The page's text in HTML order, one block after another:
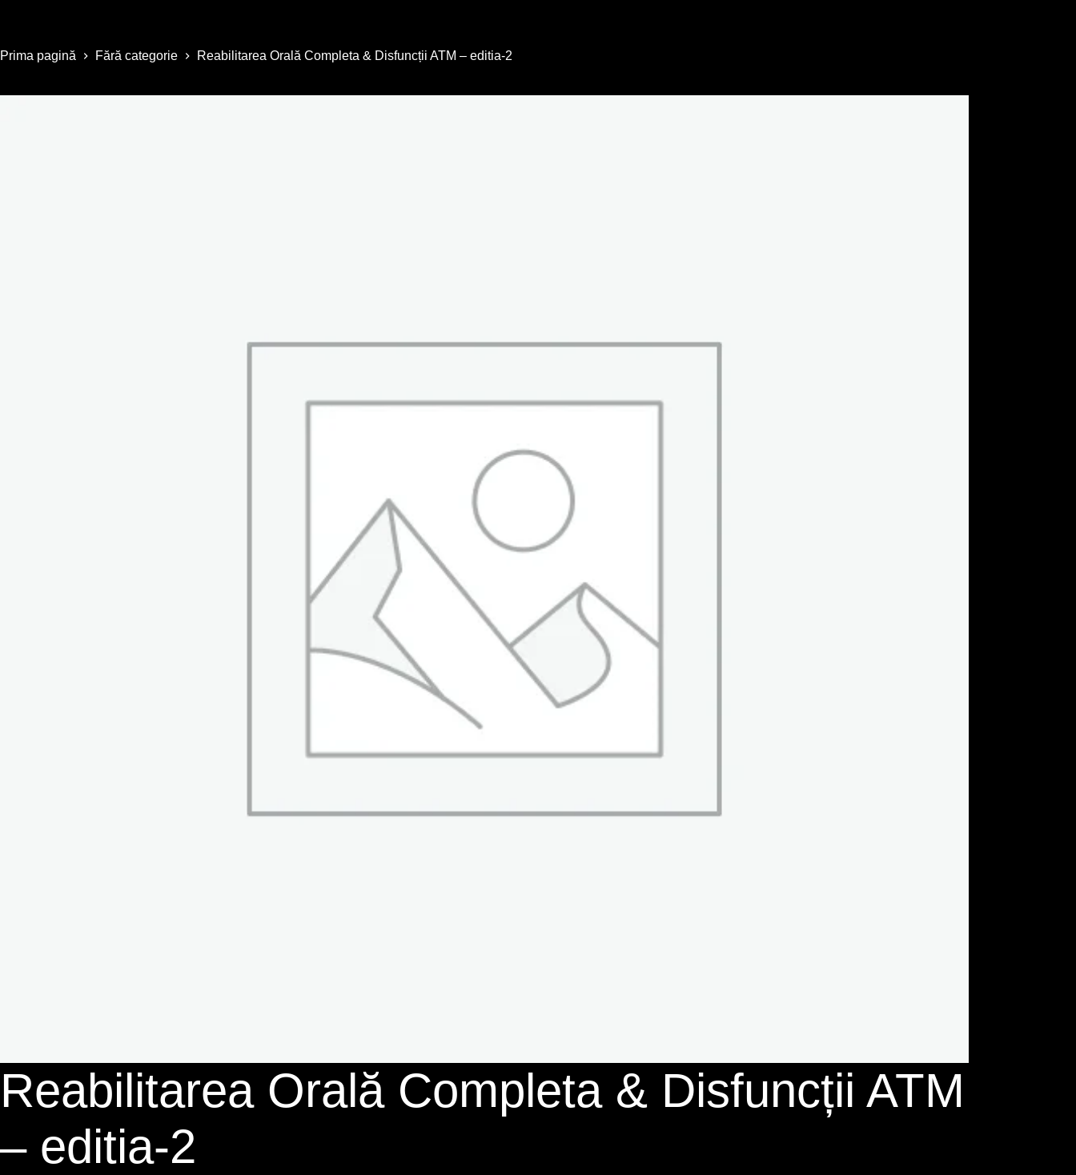
Prima pagină Fără categorie Reabilitarea Orală Completa & Disfuncții ATM – editia-2
Reabilitarea Orală Completa & Disfuncții ATM
– editia-2